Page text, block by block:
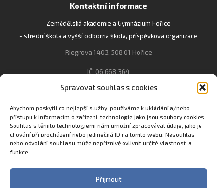
Spravovat souhlas s cookies
Abychom poskytli co nejlepší služby, používáme k ukládání a/nebo
přístupu k informacím o zařízení, technologie jako jsou soubory cookies.
Souhlas s těmito technologiemi nám umožní zpracovávat údaje, jako je
chování při procházení nebo jedinečná ID na tomto webu. Nesouhlas
nebo odvolání souhlasu může nepříznivě ovlivnit určité vlastnosti a
funkce.
Přijmout
Kontaktní informace
Zemědělská akademie a Gymnázium Hořice
- střední škola a vyšší odborná škola, příspěvková organizace
Riegrova 1403, 508 01 Hořice
IČ: 06 668 364
493 623 021, 493 623 022
info@gozhorice.cz
www.zaghorice.cz
Pověřenec pro ochranu osobních údajů:
Innovation One s.r.o. IČO: 04734807 Březenecká 4808 430 04
Filip Šikola +420 775 992 451 filip.sikola@innone.cz